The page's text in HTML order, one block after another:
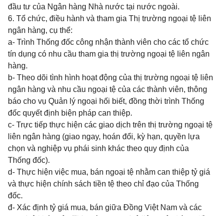
đầu tư của Ngân hàng Nhà nước tại nước ngoài.
6. Tổ chức, điều hành và tham gia Thị trường ngoại tệ liên
ngân hàng, cụ thể:
a- Trình Thống đốc công nhận thành viên cho các tổ chức
tín dụng có nhu cầu tham gia thị trường ngoại tệ liên ngân
hàng.
b- Theo dõi tình hình hoạt động của thị trường ngoại tệ liên
ngân hàng và nhu cầu ngoại tệ của các thành viên, thông
báo cho vụ Quản lý ngoại hối biết, đồng thời trình Thống
đốc quyết định biện pháp can thiệp.
c- Trực tiếp thực hiện các giao dịch trên thị trường ngoại tệ
liên ngân hàng (giao ngay, hoán đổi, kỳ hạn, quyền lựa
chọn và nghiệp vụ phái sinh khác theo quy định của
Thống đốc).
d- Thực hiện việc mua, bán ngoại tệ nhằm can thiệp tỷ giá
và thực hiện chính sách tiền tệ theo chỉ đạo của Thống
đốc.
đ- Xác định tỷ giá mua, bán giữa Đồng Việt Nam và các